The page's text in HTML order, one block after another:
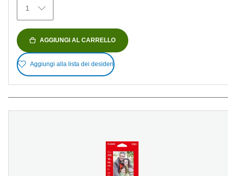
1
AGGIUNGI AL CARRELLO
Aggiungi alla lista dei desideri